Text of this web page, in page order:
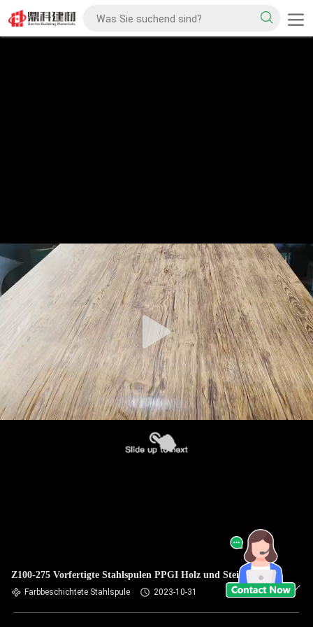
Z100-275 Vorfertigte Stahlspulen PPGI Holz und Steinkorn
Farbbeschichtete Stahlspule 2023-10-31